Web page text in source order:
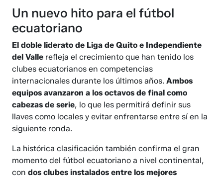
Un nuevo hito para el fútbol
ecuatoriano
El doble liderato de Liga de Quito e Independiente
del Valle refleja el crecimiento que han tenido los
clubes ecuatorianos en competencias
internacionales durante los últimos años.Ambos
equipos avanzaron a los octavos de final como
cabezas de serie, lo que les permitirá definir sus
llaves como locales y evitar enfrentarse entre sí en la
siguiente ronda.
La histórica clasificación también confirma el gran
momento del fútbol ecuatoriano a nivel continental,
condos clubes instalados entre los mejores